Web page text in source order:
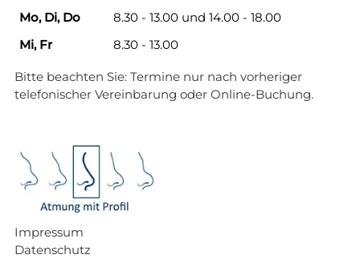
Mo, Di, Do
8.30 - 13.00 und 14.00 - 18.00
Mi, Fr
8.30 - 13.00
Bitte beachten Sie: Termine nur nach vorheriger
telefonischer Vereinbarung oder Online-Buchung.
Impressum
Datenschutz